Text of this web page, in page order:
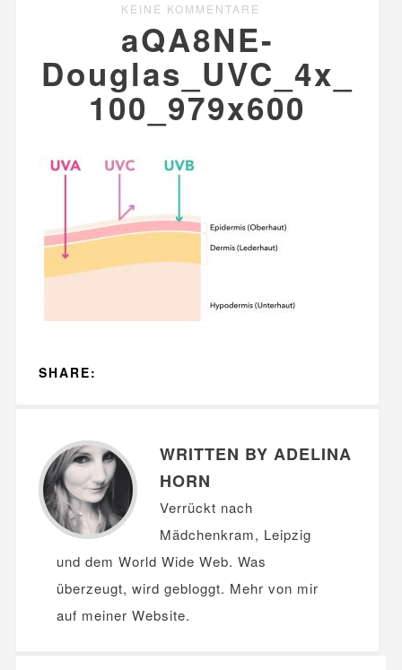
KEINE KOMMENTARE
aQA8NE-
Douglas_UVC_4x_
100_979x600
SHARE:
WRITTEN BY ADELINA
HORN
Verrückt nach
Mädchenkram, Leipzig
und dem World Wide Web. Was
überzeugt, wird gebloggt. Mehr von mir
auf meiner Website.